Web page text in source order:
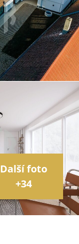
Další foto
+34